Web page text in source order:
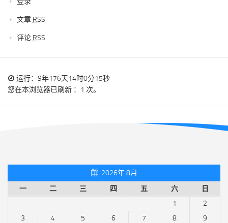
文章 RSS
评论 RSS
运行：9年176天14时0分15秒
您在本浏览器已刷新 ：1 次。
2026年 8月
一
二 三 四 五 六 日
1
2
3
4 5 6 7 8
9